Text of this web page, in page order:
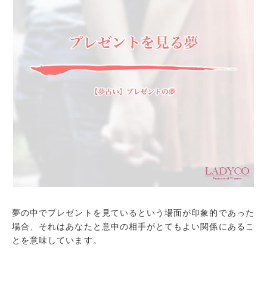
母親からプレゼントをもらう夢
プレゼントを贈る夢
いいプレゼントが見つからない夢
プレゼントが壊れる夢
夢の中でプレゼントを見ているという場面が印象的であった
場合、それはあなたと意中の相手がとてもよい関係にあるこ
とを意味しています。